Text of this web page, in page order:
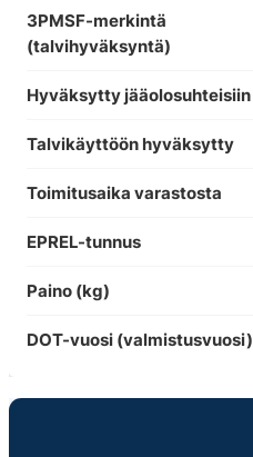
3PMSF-merkintä
(talvihyväksyntä)
Hyväksytty jääolosuhteisiin
Talvikäyttöön hyväksytty
Toimitusaika varastosta
EPREL-tunnus
Paino (kg)
DOT-vuosi (valmistusvuosi)